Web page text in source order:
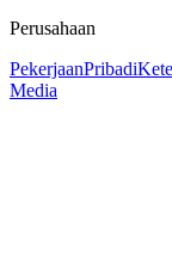
Perusahaan
PekerjaanPribadi
Media